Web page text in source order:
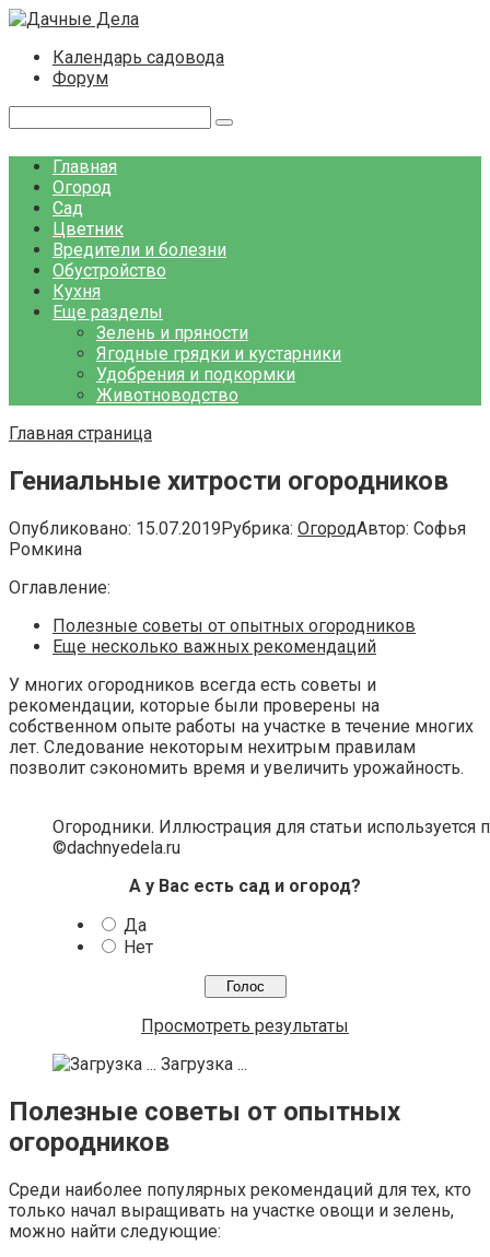
Перейти
контентуКалендарь садовода
Форум
Главная
Огород
Сад
Цветник
Вредители и болезни
Обустройство
Кухня
Еще разделы
Зелень и пряности
Ягодные грядки и кустарники
Удобрения и подкормки
Животноводство
Главная страница
Гениальные хитрости огородников
Опубликовано: 15.07.2019Рубрика: ОгородАвтор: Софья
Ромкина
Оглавление:
Полезные советы от опытных огородников
Еще несколько важных рекомендаций
У многих огородников всегда есть советы и
рекомендации, которые были проверены на
собственном опыте работы на участке в течение многих
лет. Следование некоторым нехитрым правилам
позволит сэкономить время и увеличить урожайность.
Огородники. Иллюстрация для статьи используется
©dachnyedela.ru
А у Вас есть сад и огород?
Да
Нет
Просмотреть результаты
Загрузка ...
Полезные советы от опытных
огородников
Среди наиболее популярных рекомендаций для тех, кто
только начал выращивать на участке овощи и зелень,
можно найти следующие: